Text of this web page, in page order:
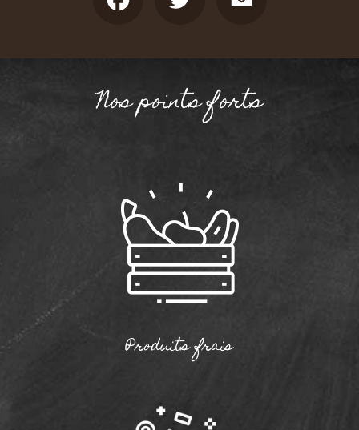
Nos points forts
Produits frais